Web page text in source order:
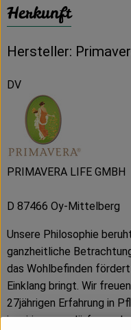
Herkunft
Hersteller:
DV
PRIMAVERA LIFE GMBH
D 87466 Oy-Mittelberg
Unsere Philosophie
ganzheitliche
das Wohlbefinden
Einklang bringt. Wir
27jährigen Erfahrung in
inspirieren zu dürfen und